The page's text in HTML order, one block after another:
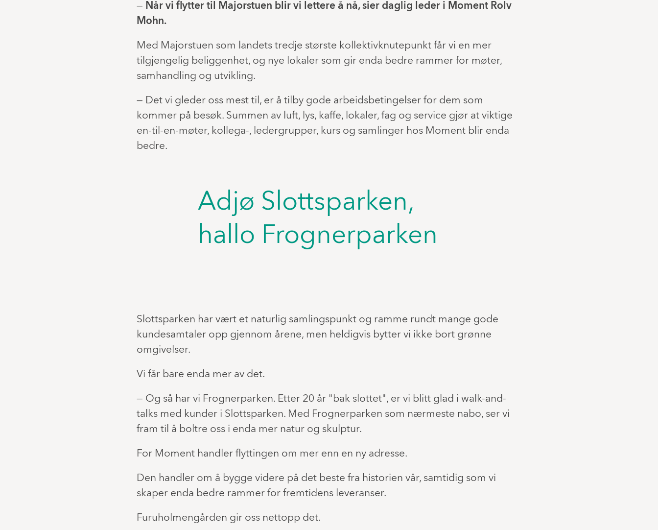
— Når vi flytter til Majorstuen blir vi lettere å nå, sier daglig leder i Moment Rolv
Mohn.
Med Majorstuen som landets tredje største kollektivknutepunkt får vi en mer
tilgjengelig beliggenhet, og nye lokaler som gir enda bedre rammer for møter,
samhandling og utvikling.
— Det vi gleder oss mest til, er å tilby gode arbeidsbetingelser for dem som
kommer på besøk. Summen av luft, lys, kaffe, lokaler, fag og service gjør at viktige
en-til-en-møter, kollega-, ledergrupper, kurs og samlinger hos Moment blir enda
bedre.
Adjø Slottsparken,
hallo Frognerparken
Slottsparken har vært et naturlig samlingspunkt og ramme rundt mange gode
kundesamtaler opp gjennom årene, men heldigvis bytter vi ikke bort grønne
omgivelser.
Vi får bare enda mer av det.
— Og så har vi Frognerparken. Etter 20 år "bak slottet", er vi blitt glad i walk-and-
talks med kunder i Slottsparken. Med Frognerparken som nærmeste nabo, ser vi
fram til å boltre oss i enda mer natur og skulptur.
For Moment handler flyttingen om mer enn en ny adresse.
Den handler om å bygge videre på det beste fra historien vår, samtidig som vi
skaper enda bedre rammer for fremtidens leveranser.
Furuholmengården gir oss nettopp det.